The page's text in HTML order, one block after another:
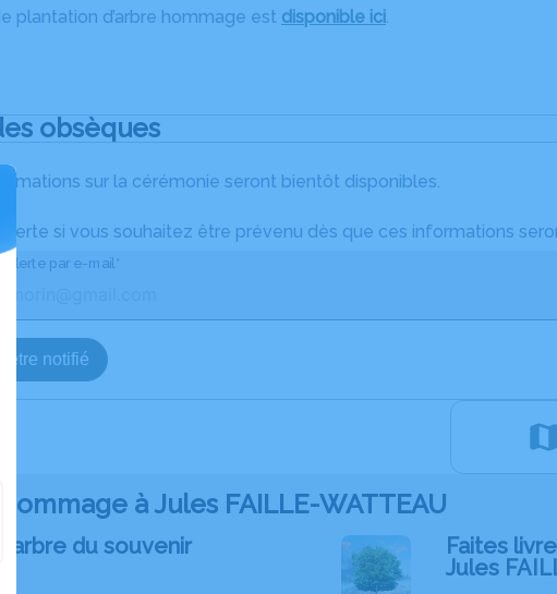
plantation d’arbre hommage est disponible ici.
obsèques
sur la cérémonie seront bientôt disponibles.
si vous souhaitez être prévenu dès que ces informations
alerte par e-mail*
être notifié
à Jules FAILLE-WATTEAU
arbre du souvenir
Faites
Jules